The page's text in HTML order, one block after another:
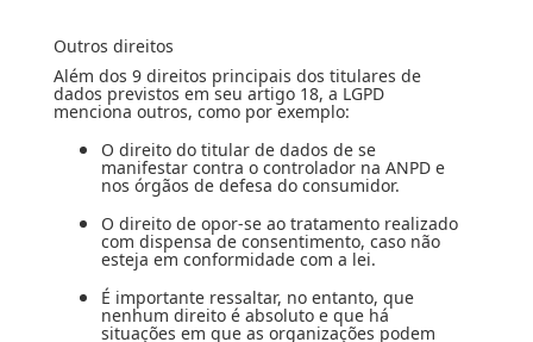
Outros direitos
Além dos 9 direitos principais dos titulares de
dados previstos em seu artigo 18, a LGPD
menciona outros, como por exemplo:
O direito do titular de dados de se
manifestar contra o controlador na ANPD e
nos órgãos de defesa do consumidor.
O direito de opor-se ao tratamento realizado
com dispensa de consentimento, caso não
esteja em conformidade com a lei.
É importante ressaltar, no entanto, que
nenhum direito é absoluto e que há
situações em que as organizações podem